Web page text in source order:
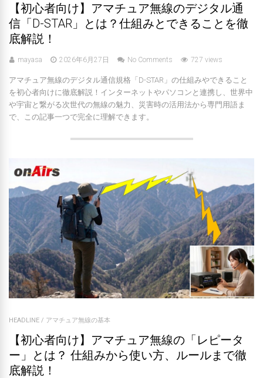
【初心者向け】アマチュア無線のデジタル通
信「D-STAR」とは？仕組みとできることを徹
底解説！
mayasa 2026年6月27日 No Comments 727 views
アマチュア無線のデジタル通信規格「D-STAR」の仕組みやできること
を初心者向けに徹底解説！インターネットやパソコンと連携し、世界中
や宇宙と繋がる次世代の無線の魅力、災害時の活用法から専門用語ま
で、この記事一つで完全に理解できます。
HEADLINE / アマチュア無線の基本
【初心者向け】アマチュア無線の「レピータ
ー」とは？ 仕組みから使い方、ルールまで徹
底解説！